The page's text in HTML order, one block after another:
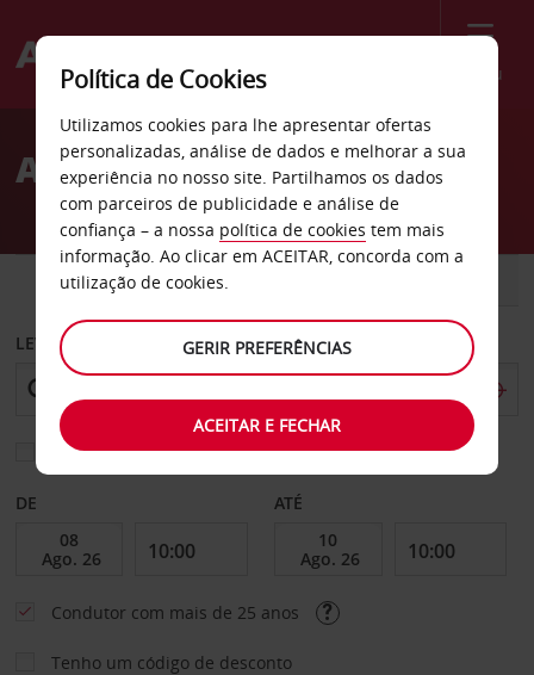
Menu
Welcome
AvisAluguer de carros Suzhou
CARRO
LEVANTAR EM
Escolher uma estação de devolução diferente
DE ATÉ
Condutor com mais de 25 anos
Tenho um código de desconto
Política de Cookies
Utilizamos cookies para lhe apresentar ofertas
personalizadas, análise de dados e melhorar a sua
experiência no nosso site. Partilhamos os dados
com parceiros de publicidade e análise de
confiança – a nossa política de cookies tem mais
informação. Ao clicar em ACEITAR, concorda com a
utilização de cookies.
GERIR PREFERÊNCIAS
ACEITAR E FECHAR